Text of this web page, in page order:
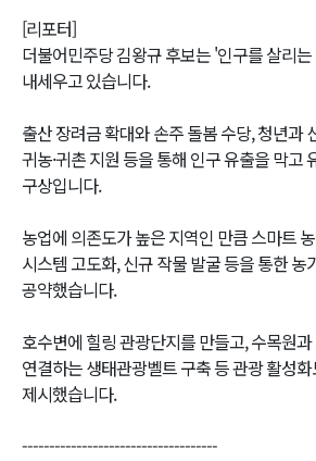
[리포터]
더불어민주당 김왕규 후보는 '인구를 살리
내세우고 있습니다.
출산 장려금 확대와 손주 돌봄 수당, 청년과
귀농·귀촌 지원 등을 통해 인구 유출을 막고
구상입니다.
농업에 의존도가 높은 지역인 만큼 스마트
시스템 고도화, 신규 작물 발굴 등을 통한 농
공약했습니다.
호수변에 힐링 관광단지를 만들고, 수목원
연결하는 생태관광벨트 구축 등 관광 활성
제시했습니다.
------------------------------------